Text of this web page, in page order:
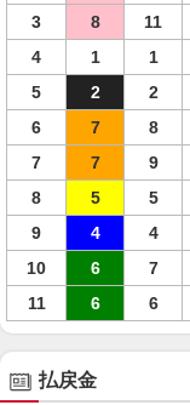
3
8 11
4
1 1
5
2 2
6
7 8
7
7 9
8
5 5
9
4 4
10
6 7
11
6 6
払戻金